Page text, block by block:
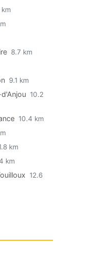
km
8.7 km
9.1 km
10.2
10.4 km
km
km
12.6